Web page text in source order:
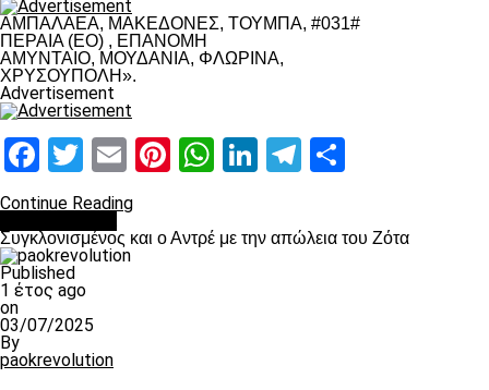
ΑΜΠΑΛΑΕΑ, ΜΑΚΕΔΟΝΕΣ, ΤΟΥΜΠΑ, #031#
ΠΕΡΑΙΑ (ΕΟ) , ΕΠΑΝΟΜΗ
ΑΜΥΝΤΑΙΟ, ΜΟΥΔΑΝΙΑ, ΦΛΩΡΙΝΑ,
ΧΡΥΣΟΥΠΟΛΗ».
Advertisement
Facebook
Twitter
EmailPinterest
WhatsApp
LinkedIn
Telegram
Continue Reading
Συγκλονισμένος και ο Αντρέ με την απώλεια του Ζότα
Published
1 έτος ago
on
03/07/2025
By
paokrevolution